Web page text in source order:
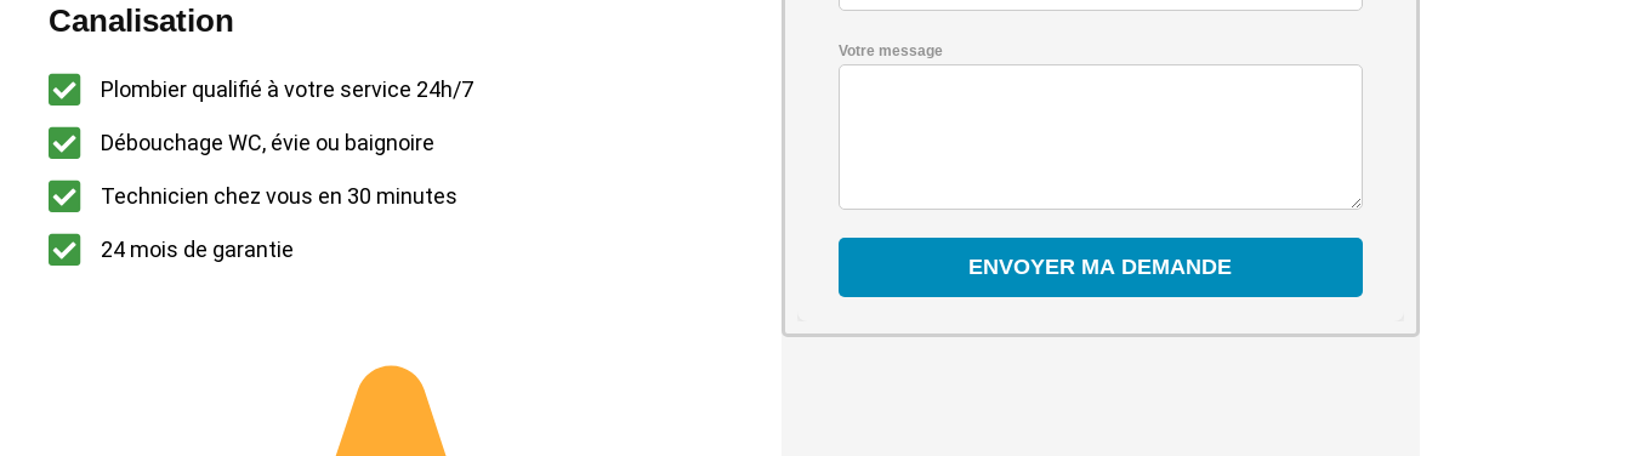
Canalisation
Plombier qualifié à votre service 24h/7
Débouchage WC, évie ou baignoire
Technicien chez vous en 30 minutes
24 mois de garantie
Votre message